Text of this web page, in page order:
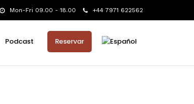
Mon-Fri 09.00 - 18.00 +44 7971 622562
Podcast Reservar